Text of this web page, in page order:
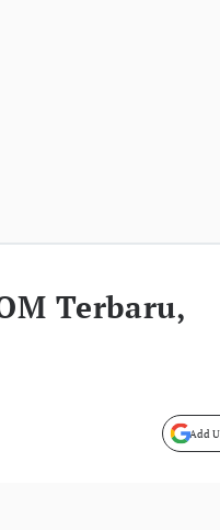
Terbaru,
Add